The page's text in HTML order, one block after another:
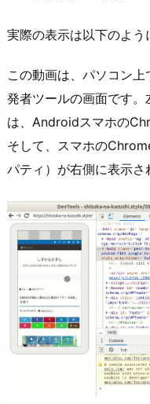
実際の表示は以下のよう
この動画は、パソコン
発者ツールの画面です。
は、Androidスマホの
そして、スマホの
パティ）が右側に表示さ